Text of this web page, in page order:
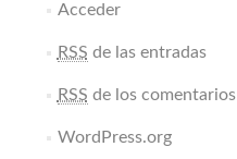
Acceder
RSS de las entradas
RSS de los comentarios
WordPress.org